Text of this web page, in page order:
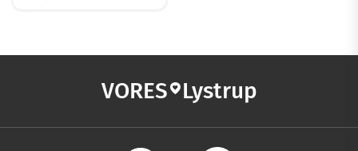
VORES Lystrup